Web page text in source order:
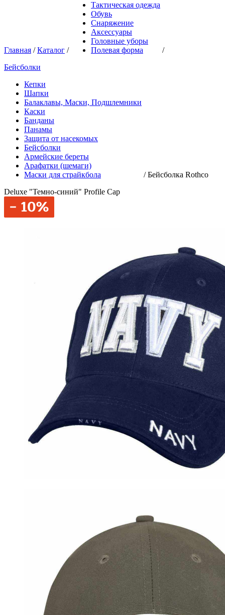
Главная /Каталог /
Тактическая одежда
Обувь
Снаряжение
Аксессуары
Головные уборы
Полевая форма
/
Бейсболки
Кепки
Шапки
Балаклавы, Маски, Подшлемники
Каски
Банданы
Панамы
Защита от насекомых
Бейсболки
Армейские береты
Арафатки (шемаги)
Маски для страйкбола
/Бейсболка Rothco
Deluxe "Темно-синий" Profile Cap